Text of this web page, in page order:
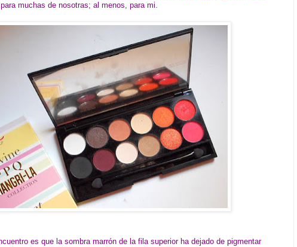
muchas de nosotras; al menos, para mi.
es que la sombra marrón de la fila superior ha dejado de pigmentar